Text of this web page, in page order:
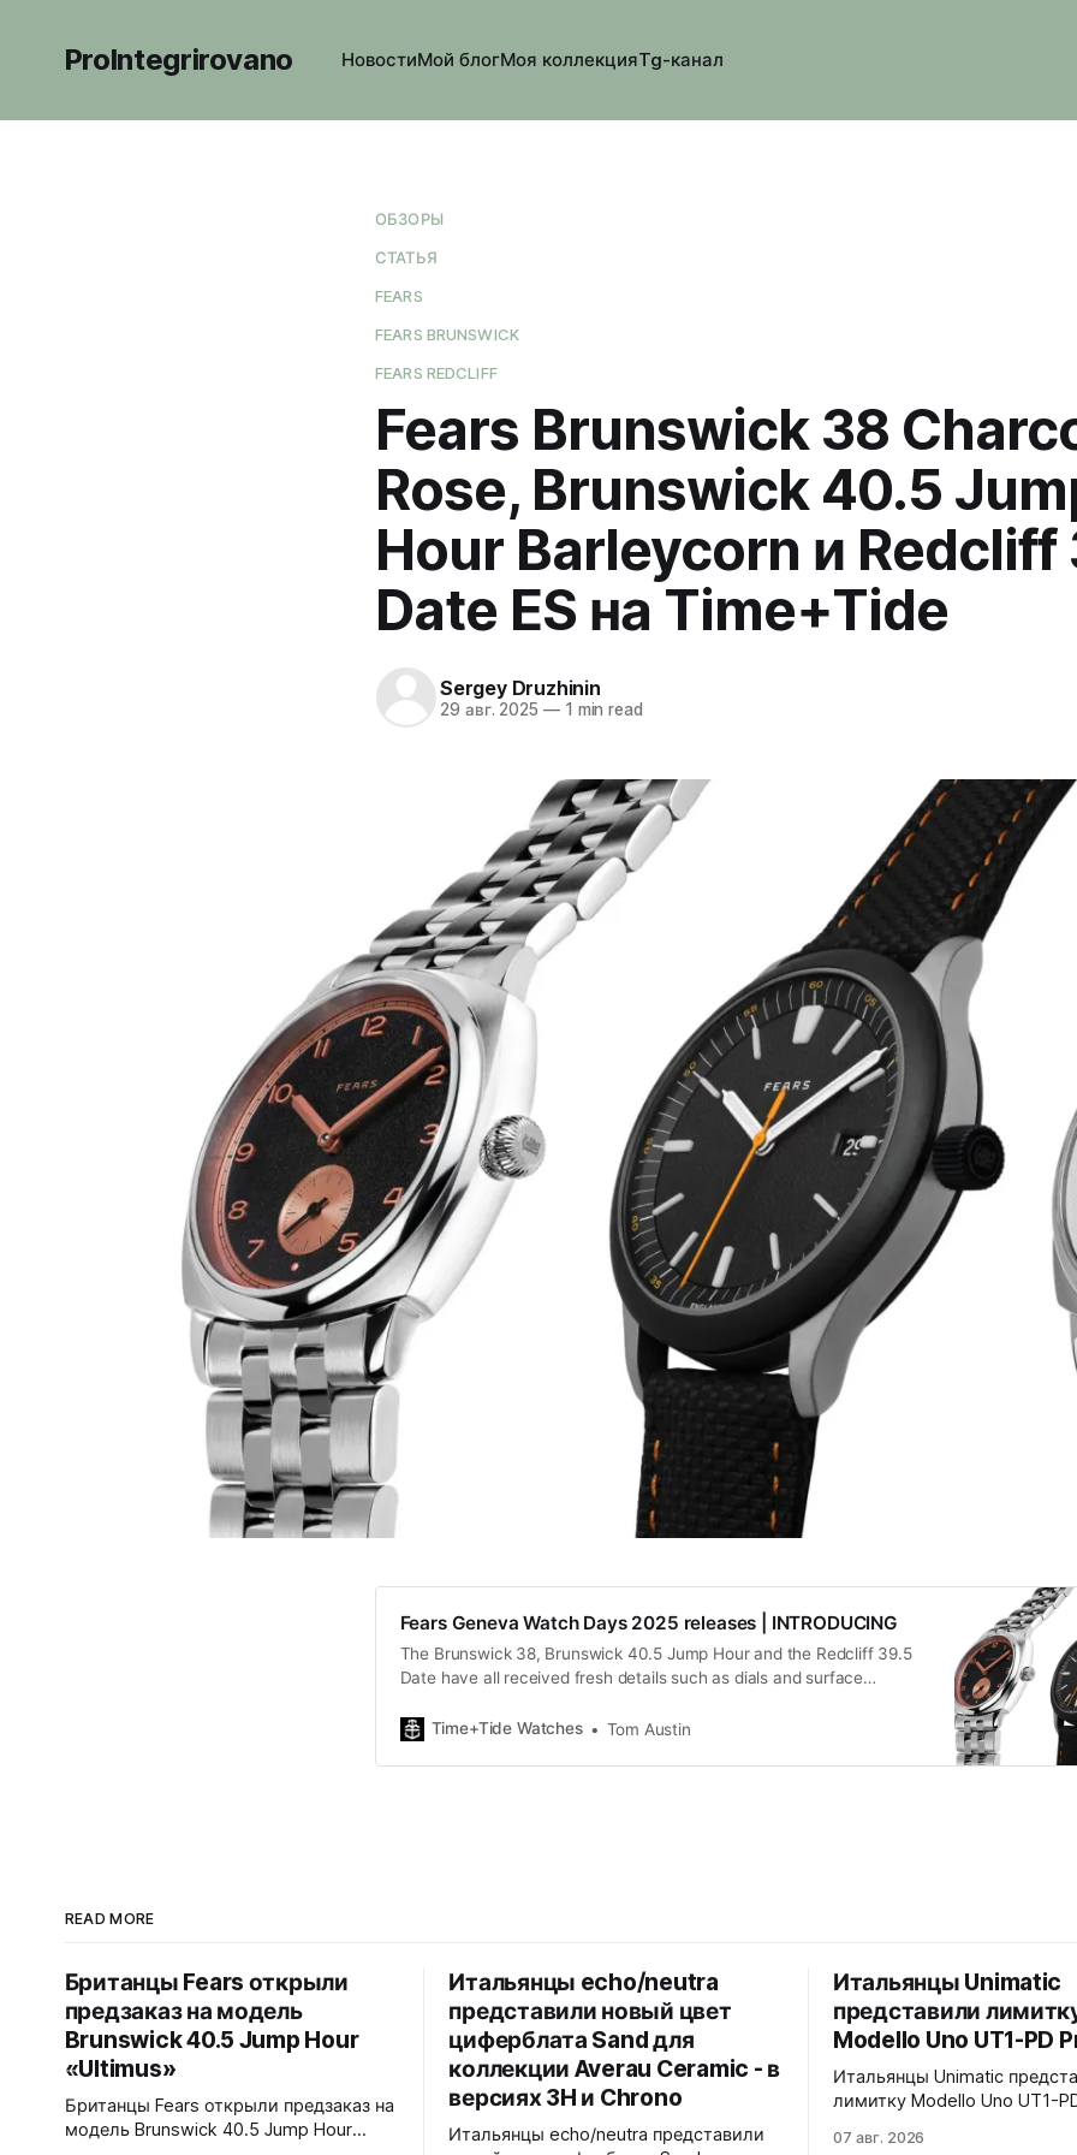
ProIntegrirovano НовостиМой блогМоя коллекцияTg-канал
ОБЗОРЫ
СТАТЬЯ
FEARS
FEARS BRUNSWICK
FEARS REDCLIFF
Fears Brunswick 38
Rose, Brunswick 40.5
Hour Barleycorn и Redcliff
Date ES на Time+Tide
Sergey Druzhinin
29 авг. 2025 —1 min read
Fears Geneva Watch Days 2025 releases | INTRODUCING
The Brunswick 38, Brunswick 40.5 Jump Hour and the Redcliff 39.5
Date have all received fresh details such as dials and surface
Time+Tide Watches
Tom Austin
READ MORE
Британцы Fears открыли
предзаказ на модель
Brunswick 40.5 Jump Hour
«Ultimus»
Британцы Fears открыли предзаказ на
модель Brunswick 40.5 Jump Hour
Итальянцы echo/neutra
представили новый цвет
циферблата Sand для
коллекции Averau Ceramic - в
версиях 3H и Chrono
Итальянцы echo/neutra представили
Итальянцы Unimatic
представили
Modello Uno UT1-PD
Итальянцы Unimatic
лимитку Modello Uno UT1-
матовой черной вставкой
07 авг. 2026